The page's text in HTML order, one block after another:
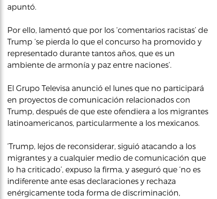
apuntó.
Por ello, lamentó que por los ‘comentarios racistas’ de
Trump ‘se pierda lo que el concurso ha promovido y
representado durante tantos años, que es un
ambiente de armonía y paz entre naciones’.
El Grupo Televisa anunció el lunes que no participará
en proyectos de comunicación relacionados con
Trump, después de que este ofendiera a los migrantes
latinoamericanos, particularmente a los mexicanos.
‘Trump, lejos de reconsiderar, siguió atacando a los
migrantes y a cualquier medio de comunicación que
lo ha criticado’, expuso la firma, y aseguró que ‘no es
indiferente ante esas declaraciones y rechaza
enérgicamente toda forma de discriminación,